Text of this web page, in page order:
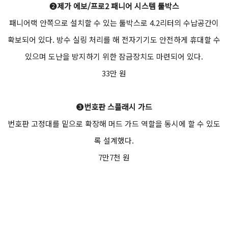
❷제가 에보/프로2 패니어 시스템 툴박스
패니어랙 안쪽으로 설치할 수 있는 툴박스로 4.2리터의 수납공간이
확보되어 있다. 방수 실링 처리를 해 전자기기도 안전하게 휴대할 수
있으며 도난을 방지하기 위한 잠금장치도 마련되어 있다.
33만 원
❸번호판 스플래시 가드
번호판 고정대를 밑으로 확장해 머드 가드 역할을 동시에 할 수 있도
록 설계했다.
7만7천 원